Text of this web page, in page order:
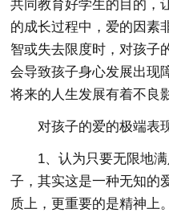
共同教育好学生的目的，
的成长过程中，爱的因素
智或失去限度时，对孩子
会导致孩子身心发展出现
将来的人生发展有着不良
对孩子的爱的极端表
1、认为只要无限地
子，其实这是一种无知的
质上，更重要的是精神上